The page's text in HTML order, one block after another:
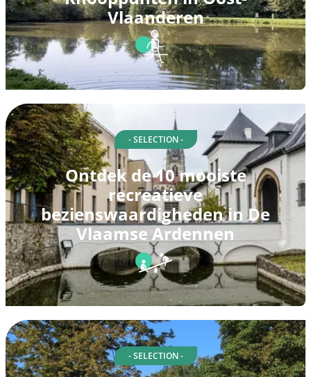
Vlaanderen
- SELECTION -
Ontdek de 10 mooiste
recreatieve
bezienswaardigheden in De
Vlaamse Ardennen
- SELECTION -